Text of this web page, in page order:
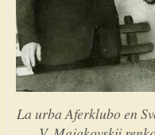
La urba Aferklubo en